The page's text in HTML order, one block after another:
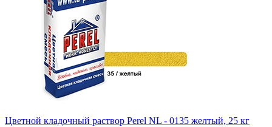
Цветной кладочный раствор Perel NL - 0135 желтый, 25 кг